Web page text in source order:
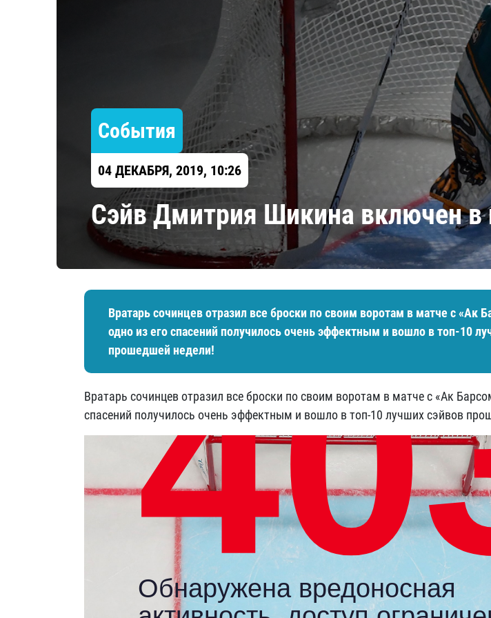
Северсталь
Амур
Барыс
Салават Юлаев
Сибирь
События
04 ДЕКАБРЯ, 2019, 10:26
Сэйв Дмитрия Шикина включен в
Вратарь сочинцев отразил все броски по своим воротам в матче с «Ак
одно из его спасений получилось очень эффектным и вошло в топ-10
прошедшей недели!
Вратарь сочинцев отразил все броски по своим воротам в матче с «Ак
спасений получилось очень эффектным и вошло в топ-10 лучших сэйвов